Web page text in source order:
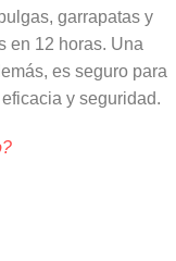
garrapatas y
en 12 horas. Una
es seguro para
y seguridad.